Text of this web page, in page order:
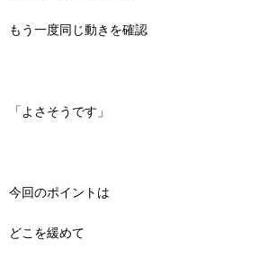
もう一度同じ動きを確認
「よさそうです」
今回のポイントは
どこを緩めて